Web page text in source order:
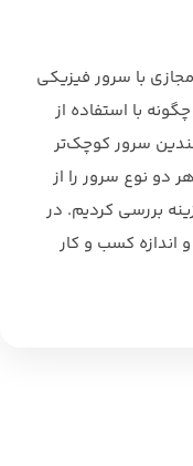
با سرور فیزیکی
با استفاده از
چندین سرور کوچک‌تر
دو نوع سرور را از
بررسی کردیم. در
اندازه کسب و کار